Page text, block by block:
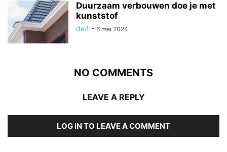
Duurzaam verbouwen doe je met
kunststof
de4 - 6 mei 2024
NO COMMENTS
LEAVE A REPLY
LOG IN TO LEAVE A COMMENT